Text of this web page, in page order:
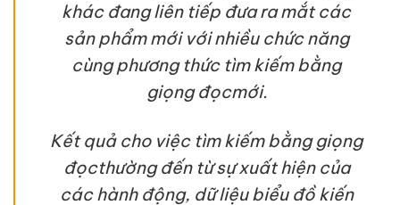
khác đang liên tiếp đưa ra mắt các
sản phẩm mới với nhiều chức năng
cùng phương thức tìm kiếm bằng
giọng đọcmới.
Kết quả cho việc tìm kiếm bằng giọng
đọcthường đến từ sự xuất hiện của
các hành động, dữ liệu biểu đồ kiến